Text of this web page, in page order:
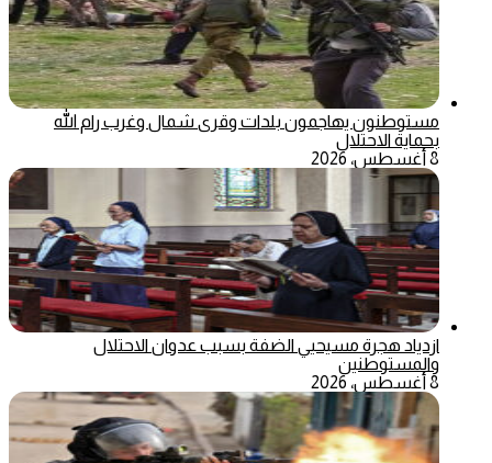
مستوطنون يهاجمون بلدات وقرى شمال وغرب رام الله
بحماية الاحتلال
8 أغسطس، 2026
ازدياد هجرة مسيحيي الضفة بسبب عدوان الاحتلال
والمستوطنين
8 أغسطس، 2026